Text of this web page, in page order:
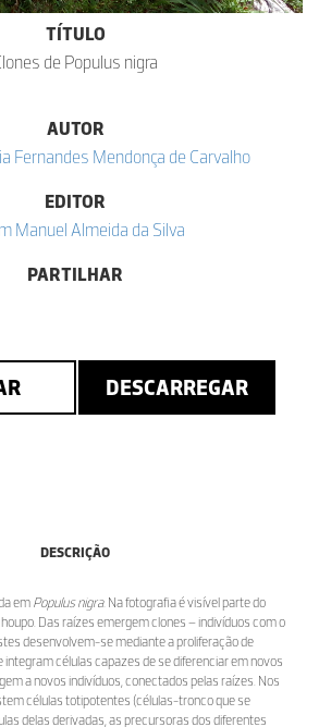
TÍTULO
de Populus nigra
AUTOR
Fernandes Mendonça de Carvalho
EDITOR
Manuel Almeida da Silva
PARTILHAR
DESCARREGAR
DESCRIÇÃO
em Populus nigra. Na fotografia é visível parte do
Das raízes emergem clones – indivíduos com o
desenvolvem-se mediante a proliferação de
células capazes de se diferenciar em novos
a novos indivíduos, conectados pelas raízes. Nos
células totipotentes (células-tronco que se
delas derivadas, as precursoras dos diferentes